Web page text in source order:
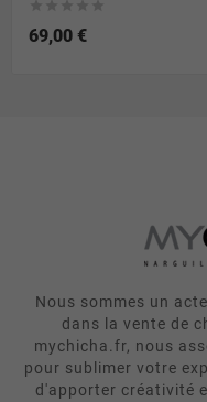
69,00 €
Nous sommes un
dans la vente de
mychicha.fr, nous
pour sublimer votre
d'apporter créativité